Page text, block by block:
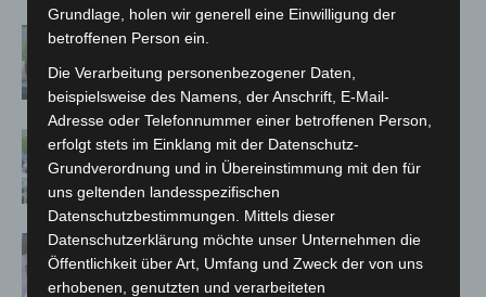
Langenhagen: Autofahrer mit 3,17
Promille aus dem Verkehr gezogen
Blaulichtmeile Langenhagen 2026:
Polizei, Feuerwehr und Rettung
hautnah erleben
Polizei Langenhagen testet Aufnahme
von Anzeigen per Videochat
Grundlage, holen wir generell eine Einwilligung der
betroffenen Person ein.
Die Verarbeitung personenbezogener Daten,
beispielsweise des Namens, der Anschrift, E-Mail-
Adresse oder Telefonnummer einer betroffenen Person,
erfolgt stets im Einklang mit der Datenschutz-
Grundverordnung und in Übereinstimmung mit den für
uns geltenden landesspezifischen
Datenschutzbestimmungen. Mittels dieser
Datenschutzerklärung möchte unser Unternehmen die
Öffentlichkeit über Art, Umfang und Zweck der von uns
erhobenen, genutzten und verarbeiteten